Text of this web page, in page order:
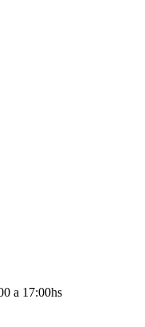
a 17:00hs